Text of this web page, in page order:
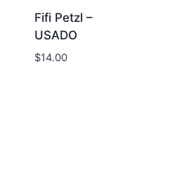
Fifi Petzl –
USADO
$14.00